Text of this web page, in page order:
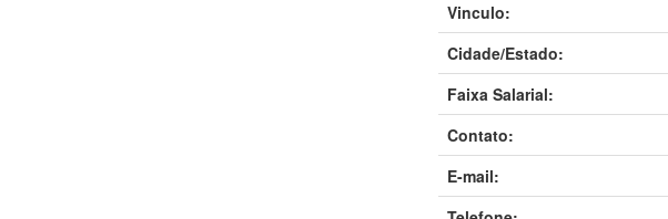
Vinculo:
Cidade/Estado:
Faixa Salarial:
Contato:
E-mail: